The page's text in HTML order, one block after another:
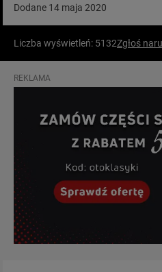
Dodane 14 maja 2020
Liczba wyświetleń: 5132Zgłoś
REKLAMA